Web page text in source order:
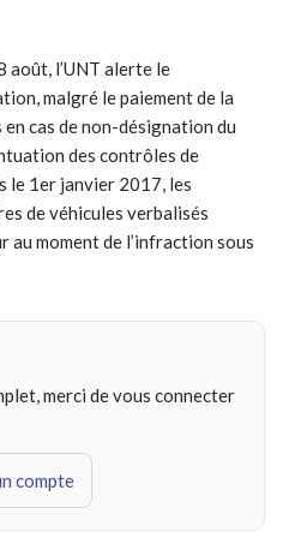
août, l’UNT alerte le
malgré le paiement de la
cas de non-désignation du
des contrôles de
le 1er janvier 2017, les
de véhicules verbalisés
moment de l’infraction sous
merci de vous connecter
compte